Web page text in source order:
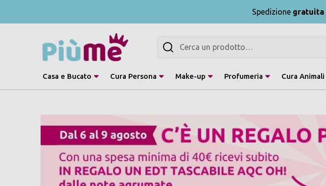
Spedizione gratuita
Cerca
Casa e Bucato Cura Persona Make-up Profumeria Cura Animali